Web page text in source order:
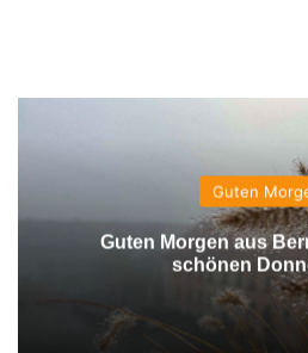
Guten
Guten Morgen aus
schönen